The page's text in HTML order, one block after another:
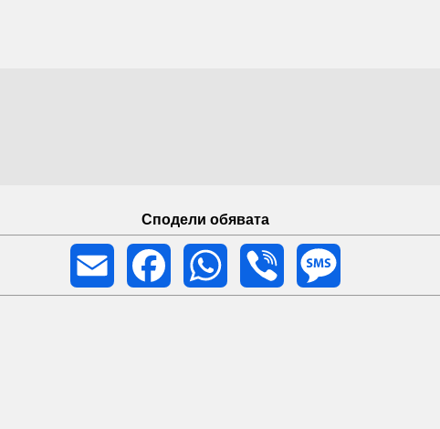
Сподели обявата
Email
Facebook WhatsApp Viber